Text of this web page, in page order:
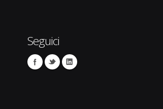
Seguici